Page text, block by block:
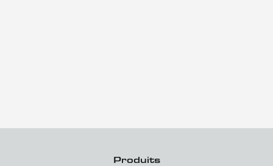
Produits